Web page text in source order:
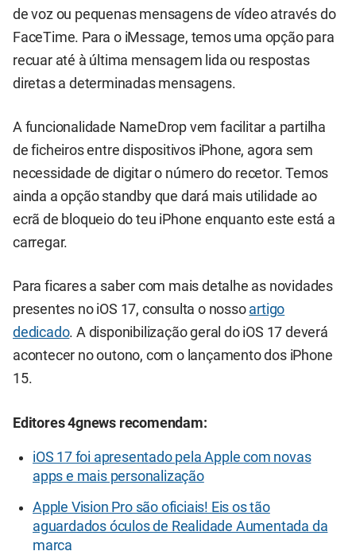
de voz ou pequenas mensagens de vídeo através do
FaceTime. Para o iMessage, temos uma opção para
recuar até à última mensagem lida ou respostas
diretas a determinadas mensagens.
A funcionalidade NameDrop vem facilitar a partilha
de ficheiros entre dispositivos iPhone, agora sem
necessidade de digitar o número do recetor. Temos
ainda a opção standby que dará mais utilidade ao
ecrã de bloqueio do teu iPhone enquanto este está a
carregar.
Para ficares a saber com mais detalhe as novidades
presentes no iOS 17, consulta o nosso artigo
dedicado. A disponibilização geral do iOS 17 deverá
acontecer no outono, com o lançamento dos iPhone
15.
Editores 4gnews recomendam:
iOS 17 foi apresentado pela Apple com novas
apps e mais personalização
Apple Vision Pro são oficiais! Eis os tão
aguardados óculos de Realidade Aumentada da
marca